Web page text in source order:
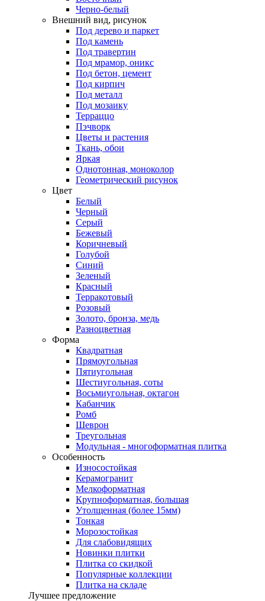
Черно-белый
Внешний вид, рисунок
Под дерево и паркет
Под камень
Под травертин
Под мрамор, оникс
Под бетон, цемент
Под кирпич
Под металл
Под мозаику
Терраццо
Пэчворк
Цветы и растения
Ткань, обои
Яркая
Однотонная, моноколор
Геометрический рисунок
Цвет
Белый
Черный
Серый
Бежевый
Коричневый
Голубой
Синий
Зеленый
Красный
Терракотовый
Розовый
Золото, бронза, медь
Разноцветная
Форма
Квадратная
Прямоугольная
Пятиугольная
Шестиугольная, соты
Восьмиугольная, октагон
Кабанчик
Ромб
Шеврон
Треугольная
Модульная - многоформатная плитка
Особенность
Износостойкая
Керамогранит
Мелкоформатная
Крупноформатная, большая
Утолщенная (более 15мм)
Тонкая
Морозостойкая
Для слабовидящих
Новинки плитки
Плитка со скидкой
Популярные коллекции
Плитка на складе
Лучшее предложение